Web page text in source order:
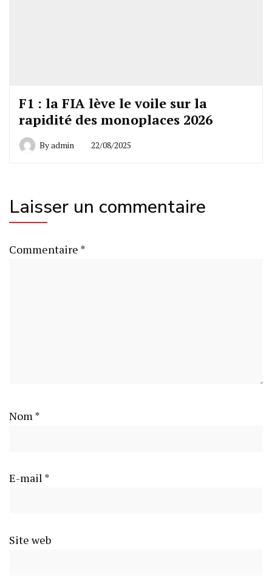
F1 : la FIA lève le voile sur la
rapidité des monoplaces 2026
Byadmin 22/08/2025
Laisser un commentaire
Commentaire *
Nom *
E-mail *
Site web